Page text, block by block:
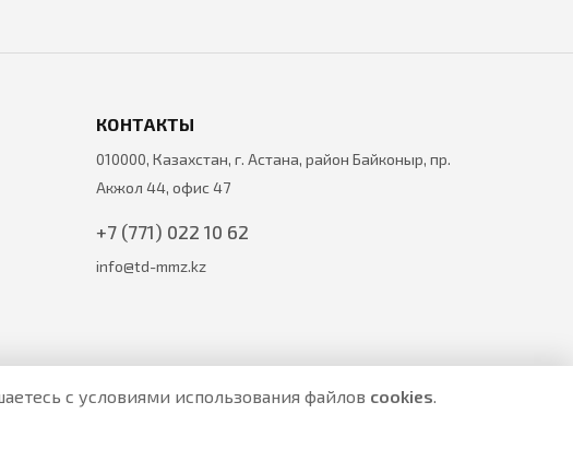
КОНТАКТЫ
010000, Казахстан, г. Астана, район Байконыр, пр.
Акжол 44, офис 47
+7 (771) 022 10 62
info@td-mmz.kz
с условиями использования файлов cookies.